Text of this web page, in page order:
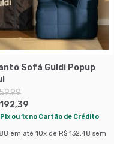
Sofá Guldi Popup
ou 1x no Cartão de Crédito
em até 10x de R$ 132,48 sem